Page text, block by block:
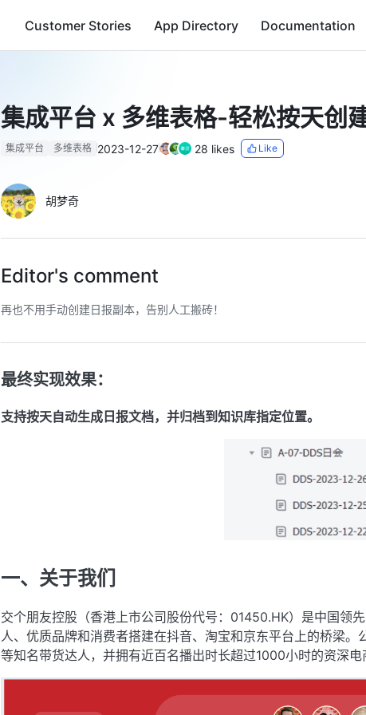
Customer Stories App Directory Documentation
集成平台 x 多维表格-轻松按天创
集成平台 多维表格 2023-12-27 28 likes Like
胡梦奇
Editor's comment
再也不用手动创建日报副本，告别人工搬砖！
最终实现效果：
支持按天自动生成日报文档，并归档到知识库指定位置。
一、关于我们
交个朋友控股（香港上市公司股份代号：01450.HK）是中国领
人、优质品牌和消费者搭建在抖音、淘宝和京东平台上的桥梁
等知名带货达人，并拥有近百名播出时长超过1000小时的资深电